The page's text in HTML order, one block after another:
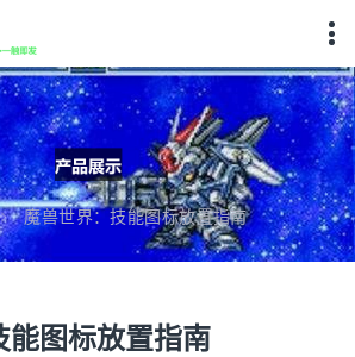
魔兽世界：技能图标放置指南
能图标放置指南